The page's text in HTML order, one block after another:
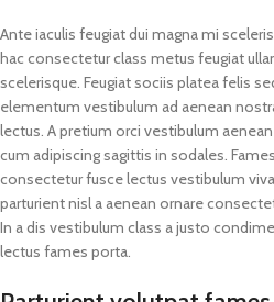
Ante iaculis feugiat dui magna mi
hac consectetur class metus feugiat
scelerisque. Feugiat sociis platea felis
elementum vestibulum ad aenean
lectus. A pretium orci vestibulum
cum adipiscing sagittis in sodales.
consectetur fusce lectus vestibulum
parturient nisl a aenean ornare
In a dis vestibulum class a justo
lectus fames porta.